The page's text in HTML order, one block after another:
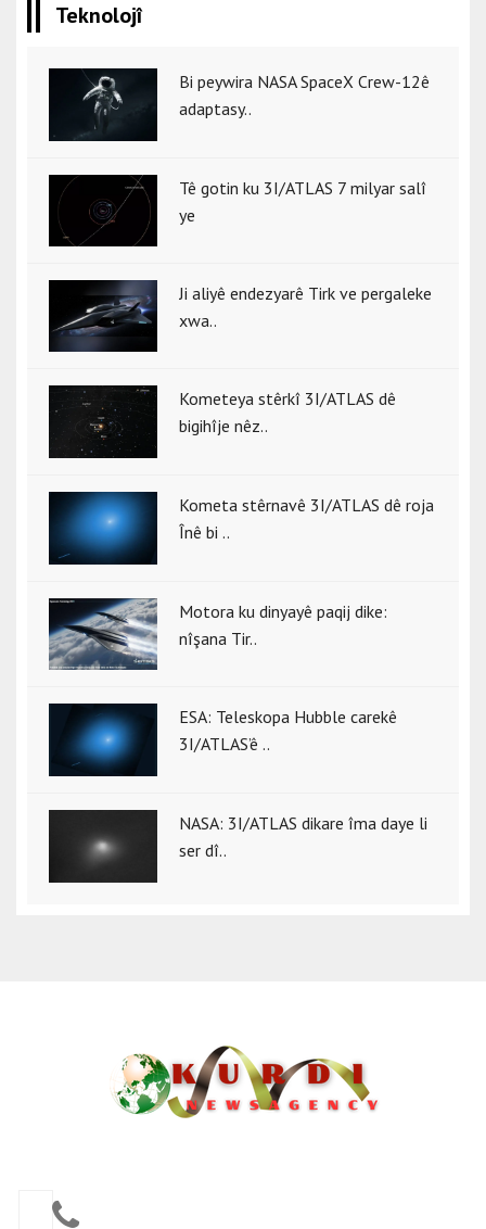
Teknolojî
Bi peywira NASA SpaceX Crew-12ê
adaptasy..
Tê gotin ku 3I/ATLAS 7 milyar salî
ye
Ji aliyê endezyarê Tirk ve pergaleke
xwa..
Kometeya stêrkî 3I/ATLAS dê
bigihîje nêz..
Kometa stêrnavê 3I/ATLAS dê roja
Înê bi ..
Motora ku dinyayê paqij dike:
nîşana Tir..
ESA: Teleskopa Hubble carekê
3I/ATLAS’ê ..
NASA: 3I/ATLAS dikare îma daye li
ser dî..